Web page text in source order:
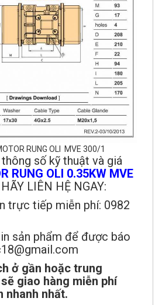
RUNG OLI MVE 300/1
số kỹ thuật và giá
RUNG OLI 0.35KW MVE
LIÊN HỆ NGAY:
trực tiếp miễn phí: 0982
sản phẩm để được báo
ở gần hoặc trung
giao hàng miễn phí
nhanh nhất.